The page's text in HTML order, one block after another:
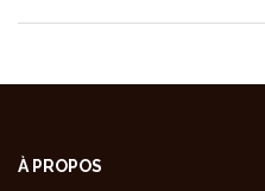
À PROPOS